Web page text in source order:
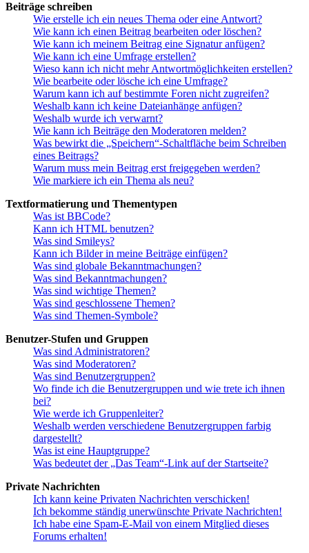
Beiträge schreiben
Wie erstelle ich ein neues Thema oder eine Antwort?
Wie kann ich einen Beitrag bearbeiten oder löschen?
Wie kann ich meinem Beitrag eine Signatur anfügen?
Wie kann ich eine Umfrage erstellen?
Wieso kann ich nicht mehr Antwortmöglichkeiten erstellen?
Wie bearbeite oder lösche ich eine Umfrage?
Warum kann ich auf bestimmte Foren nicht zugreifen?
Weshalb kann ich keine Dateianhänge anfügen?
Weshalb wurde ich verwarnt?
Wie kann ich Beiträge den Moderatoren melden?
Was bewirkt die „Speichern“-Schaltfläche beim Schreiben
eines Beitrags?
Warum muss mein Beitrag erst freigegeben werden?
Wie markiere ich ein Thema als neu?
Textformatierung und Thementypen
Was ist BBCode?
Kann ich HTML benutzen?
Was sind Smileys?
Kann ich Bilder in meine Beiträge einfügen?
Was sind globale Bekanntmachungen?
Was sind Bekanntmachungen?
Was sind wichtige Themen?
Was sind geschlossene Themen?
Was sind Themen-Symbole?
Benutzer-Stufen und Gruppen
Was sind Administratoren?
Was sind Moderatoren?
Was sind Benutzergruppen?
Wo finde ich die Benutzergruppen und wie trete ich ihnen
bei?
Wie werde ich Gruppenleiter?
Weshalb werden verschiedene Benutzergruppen farbig
dargestellt?
Was ist eine Hauptgruppe?
Was bedeutet der „Das Team“-Link auf der Startseite?
Private Nachrichten
Ich kann keine Privaten Nachrichten verschicken!
Ich bekomme ständig unerwünschte Private Nachrichten!
Ich habe eine Spam-E-Mail von einem Mitglied dieses
Forums erhalten!